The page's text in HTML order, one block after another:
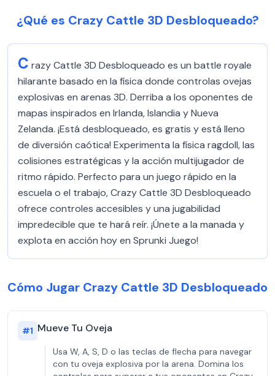
¿Qué es Crazy Cattle 3D Desbloqueado?
C razy Cattle 3D Desbloqueado es un battle royale
hilarante basado en la física donde controlas ovejas
explosivas en arenas 3D. Derriba a los oponentes de
mapas inspirados en Irlanda, Islandia y Nueva
Zelanda. ¡Está desbloqueado, es gratis y está lleno
de diversión caótica! Experimenta la física ragdoll, las
colisiones estratégicas y la acción multijugador de
ritmo rápido. Perfecto para un juego rápido en la
escuela o el trabajo, Crazy Cattle 3D Desbloqueado
ofrece controles accesibles y una jugabilidad
impredecible que te hará reír. ¡Únete a la manada y
explota en acción hoy en Sprunki Juego!
Cómo Jugar Crazy Cattle 3D Desbloqueado
#1 Mueve Tu Oveja
Usa W, A, S, D o las teclas de flecha para navegar
con tu oveja explosiva por la arena. Domina los